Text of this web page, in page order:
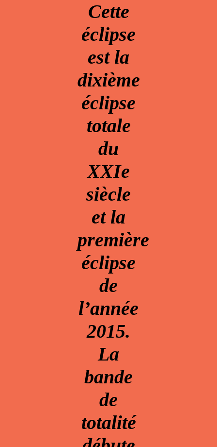
Cette
éclipse
est la
dixième
éclipse
totale
du
XXIe
siècle
et la
première
éclipse
de
l’année
2015.
La
bande
de
totalité